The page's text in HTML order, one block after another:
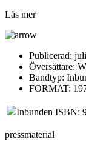
Läs mer
Publicerad:
Översättare:
Bandtyp:
FORMAT:
Inbunden ISBN:
pressmaterial